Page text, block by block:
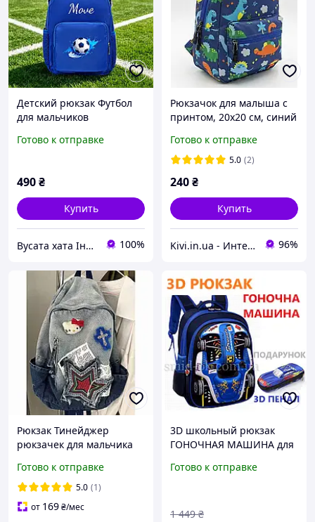
Детский рюкзак Футбол
для мальчиков
лет для садика,
Готово к отправке
490₴
Купить
Вусата хата Інтернет магазин 100%
Рюкзачок для малыша с
принтом, 20х20 см, синий
рюкзак / Садовый
рюкзачок
Готово к отправке
5.0 (2)
240₴
Купить
Kivi.in.ua - Интернет-магазин 96%
Рюкзак Тинейджер
рюкзачек для мальчика
детский для школы
джинсовій цвет синий
Готово к отправке
5.0 (1)
от 169₴/мес
3D школьный рюкзак
ГОНОЧНАЯ МАШИНА для
каркасный
Готово к отправке
1 449 ₴